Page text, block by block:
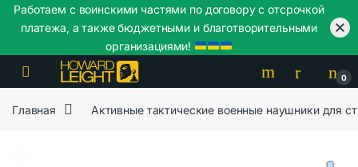
Skip to navigation
Skip to content
0
Главная Активные тактические военные наушники для
Работаем с воинскими частями по договору с отсрочкой
платежа, а также бюджетными и благотворительными
организациями!